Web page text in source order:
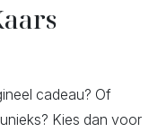
cadeau? Of
Kies dan voor